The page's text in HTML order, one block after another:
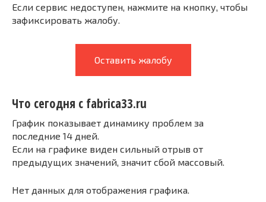
Если сервис недоступен, нажмите на кнопку, чтобы
зафиксировать жалобу.
Оставить жалобу
Что сегодня с fabrica33.ru
График показывает динамику проблем за
последние 14 дней.
Если на графике виден сильный отрыв от
предыдущих значений, значит сбой массовый.
Нет данных для отображения графика.